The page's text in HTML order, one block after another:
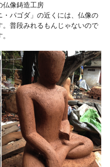
像鋳造工房
パゴダ」の近くには、仏像の
普段みれるもんじゃないので